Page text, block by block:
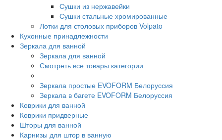
Сушки из нержавейки
Сушки стальные хромированные
Лотки для столовых приборов Volpato
Кухонные принадлежности
Зеркала для ванной
Зеркала для ванной
Смотреть все товары категории
Зеркала простые EVOFORM Белоруссия
Зеркала в багете EVOFORM Белоруссия
Коврики для ванной
Коврики придверные
Шторы для ванной
Карнизы для штор в ванную